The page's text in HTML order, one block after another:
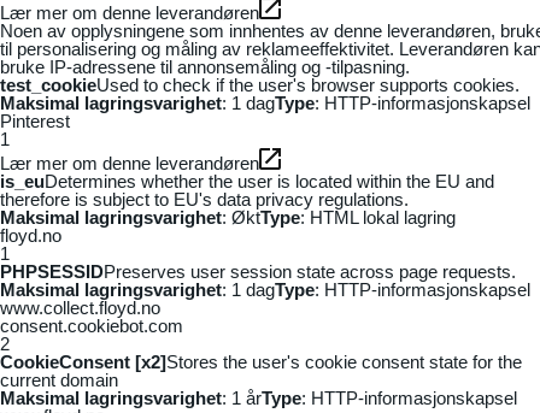
Lær mer om denne leverandøren
Noen av opplysningene som innhentes av denne leverandøren,
til personalisering og måling av reklameeffektivitet. Leverandøren
bruke IP-adressene til annonsemåling og -tilpasning.
test_cookieUsed to check if the user's browser supports cookies.
Maksimal lagringsvarighet: 1 dagType: HTTP-informasjonskapsel
Pinterest
1
Lær mer om denne leverandøren
is_euDetermines whether the user is located within the EU and
therefore is subject to EU's data privacy regulations.
Maksimal lagringsvarighet: ØktType: HTML lokal lagring
floyd.no
1
PHPSESSIDPreserves user session state across page requests.
Maksimal lagringsvarighet: 1 dagType: HTTP-informasjonskapsel
www.collect.floyd.no
consent.cookiebot.com
2
CookieConsent [x2]Stores the user's cookie consent state for the
current domain
Maksimal lagringsvarighet: 1 årType: HTTP-informasjonskapsel